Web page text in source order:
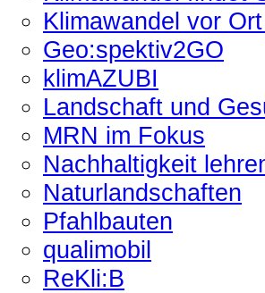
Klimawandel vor
Geo:spektiv2GO
klimAZUBI
Landschaft und
MRN im Fokus
Nachhaltigkeit
Naturlandschaften
Pfahlbauten
qualimobil
ReKli:B